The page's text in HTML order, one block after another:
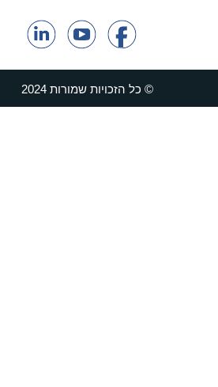
© כל הזכויות שמורות 2024